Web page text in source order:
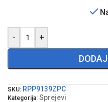
- +
SKU: RPP9139ZPC
Kategorija: Sprejevi